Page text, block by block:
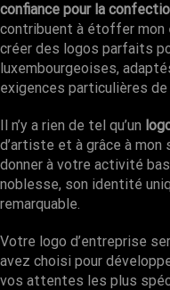
confiance pour la
contribuent à étoffer mon
créer des logos parfaits
luxembourgeoises,
exigences particulières de
Il n’y a rien de tel qu’un
d’artiste et à grâce à
donner à votre activité
noblesse, son identité
remarquable.
Votre logo d’entreprise
avez choisi pour
vos attentes les plus